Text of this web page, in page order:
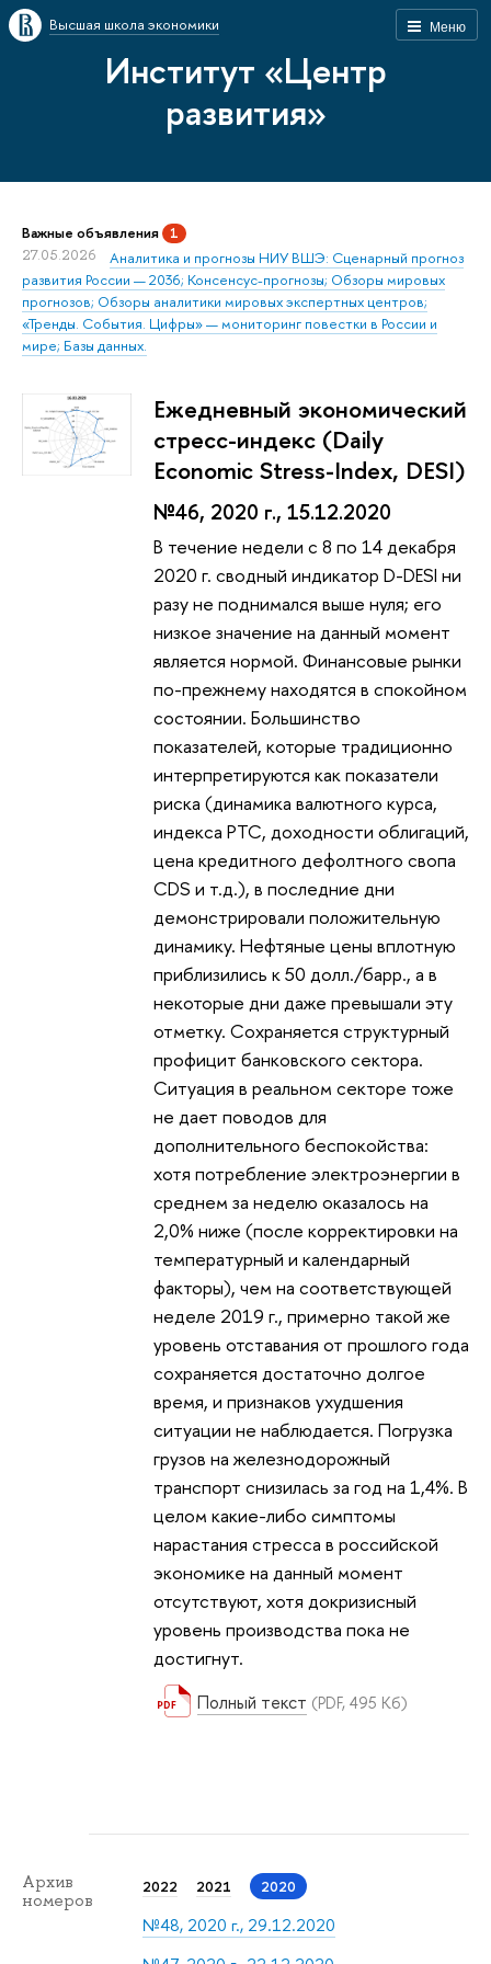
Меню
Высшая школа экономики
Институт «Центр
развития»
Важные объявления 1
27.05.2026
Аналитика и прогнозы НИУ ВШЭ: Сценарный прогноз
развития России — 2036; Консенсус-прогнозы; Обзоры мировых
прогнозов; Обзоры аналитики мировых экспертных центров;
«Тренды. События. Цифры» — мониторинг повестки в России и
мире; Базы данных.
Ежедневный экономический
стресс-индекс (Daily
Economic Stress-Index, DESI)
№46, 2020 г., 15.12.2020
В течение недели с 8 по 14 декабря
2020 г. сводный индикатор D-DESI ни
разу не поднимался выше нуля; его
низкое значение на данный момент
является нормой. Финансовые рынки
по-прежнему находятся в спокойном
состоянии. Большинство
показателей, которые традиционно
интерпретируются как показатели
риска (динамика валютного курса,
индекса РТС, доходности облигаций,
цена кредитного дефолтного свопа
CDS и т.д.), в последние дни
демонстрировали положительную
динамику. Нефтяные цены вплотную
приблизились к 50 долл./барр., а в
некоторые дни даже превышали эту
отметку. Сохраняется структурный
профицит банковского сектора.
Ситуация в реальном секторе тоже
не дает поводов для
дополнительного беспокойства:
хотя потребление электроэнергии в
среднем за неделю оказалось на
2,0% ниже (после корректировки на
температурный и календарный
факторы), чем на соответствующей
неделе 2019 г., примерно такой же
уровень отставания от прошлого года
сохраняется достаточно долгое
время, и признаков ухудшения
ситуации не наблюдается. Погрузка
грузов на железнодорожный
транспорт снизилась за год на 1,4%. В
целом какие-либо симптомы
нарастания стресса в российской
экономике на данный момент
отсутствуют, хотя докризисный
уровень производства пока не
достигнут.
Полный текст (PDF, 495 Кб)
Архив
номеров
2022 2021 2020
№48, 2020 г., 29.12.2020